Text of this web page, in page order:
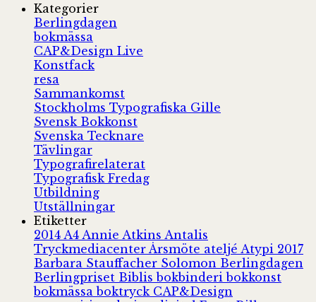
Kategorier
Berlingdagen
bokmässa
CAP&Design Live
Konstfack
resa
Sammankomst
Stockholms Typografiska Gille
Svensk Bokkonst
Svenska Tecknare
Tävlingar
Typografirelaterat
Typografisk Fredag
Utbildning
Utställningar
Etiketter
2014 A4 Annie Atkins Antalis
Tryckmediacenter Årsmöte ateljé Atypi 2017
Barbara Stauffacher Solomon Berlingdagen
Berlingpriset Biblisbokbinderibokkonst
bokmässaboktryck CAP&Design